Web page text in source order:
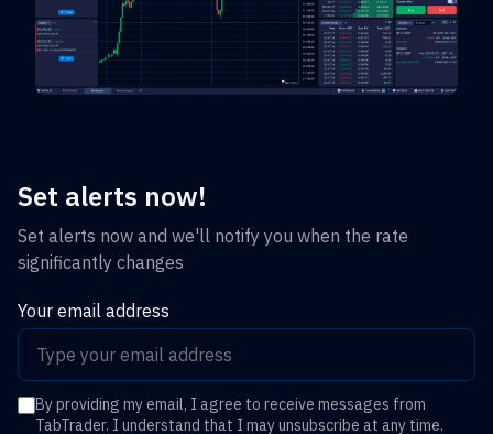
Set alerts now!
Set alerts now and we'll notify you when the rate
significantly changes
Your email address
By providing my email, I agree to receive messages from
TabTrader. I understand that I may unsubscribe at any time.